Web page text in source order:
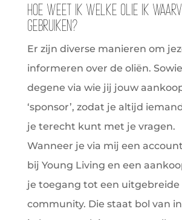
Hoe weet ik welke olie ik
gebruiken?
Er zijn diverse manieren om
informeren over de oliën.
degene via wie jij jouw
‘sponsor’, zodat je altijd
je terecht kunt met je vragen.
Wanneer je via mij een
bij Young Living en een
je toegang tot een uitgebreide
community. Die staat bol van